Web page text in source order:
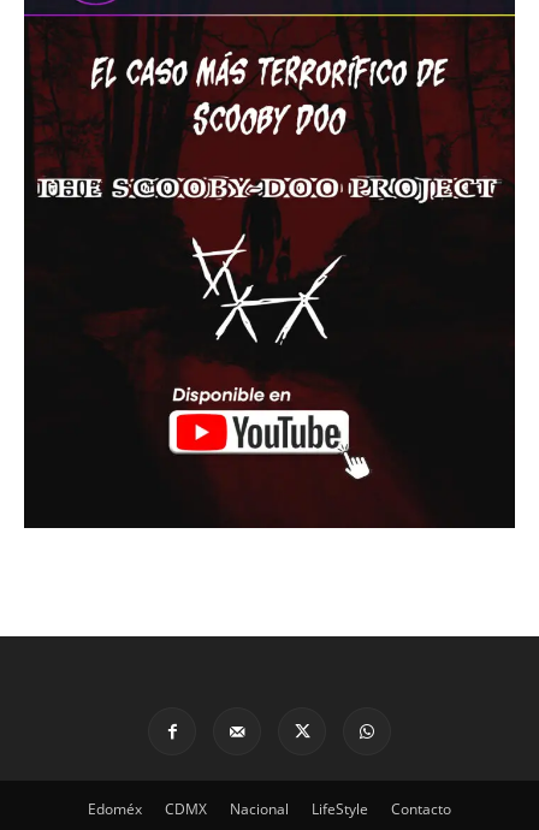
Edoméx CDMX Nacional LifeStyle Contacto